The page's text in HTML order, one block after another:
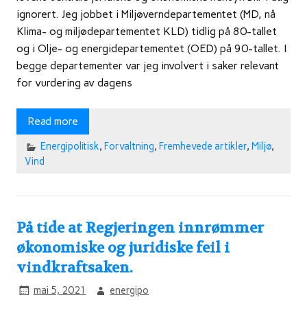
ignorert. Jeg jobbet i Miljøverndepartementet (MD, nå
Klima- og miljødepartementet KLD) tidlig på 80-tallet
og i Olje- og energidepartementet (OED) på 90-tallet. I
begge departementer var jeg involvert i saker relevant
for vurdering av dagens
Read more
Energipolitisk, Forvaltning, Fremhevede artikler, Miljø,
Vind
På tide at Regjeringen innrømmer
økonomiske og juridiske feil i
vindkraftsaken.
mai 5, 2021 energipo